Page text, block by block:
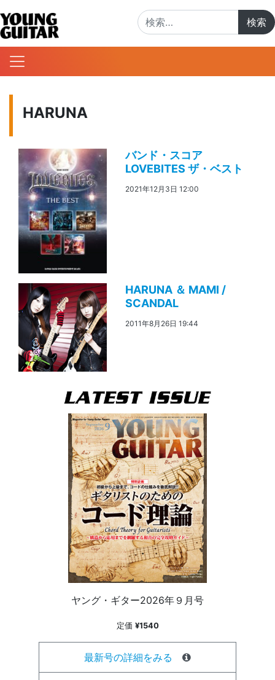
HARUNA
バンド・スコア
LOVEBITES ザ・ベスト
2021年12月3日 12:00
HARUNA ＆ MAMI /
SCANDAL
2011年8月26日 19:44
ヤング・ギター2026年９月号
定価 ¥1540
最新号の詳細をみる